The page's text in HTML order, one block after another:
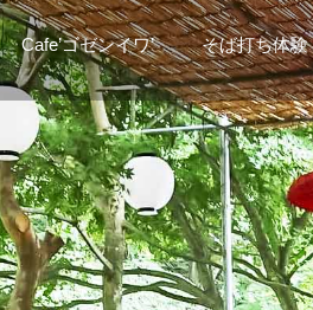
Cafe’ゴゼンイワ’ そば打ち体験